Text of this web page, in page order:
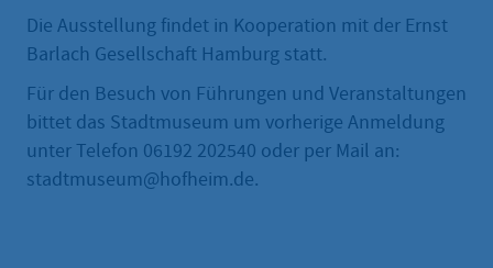
Die Ausstellung findet in Kooperation mit der Ernst
Barlach Gesellschaft Hamburg statt.
Für den Besuch von Führungen und Veranstaltungen
bittet das Stadtmuseum um vorherige Anmeldung
unter Telefon 06192 202540 oder per Mail an:
stadtmuseum@hofheim.de.